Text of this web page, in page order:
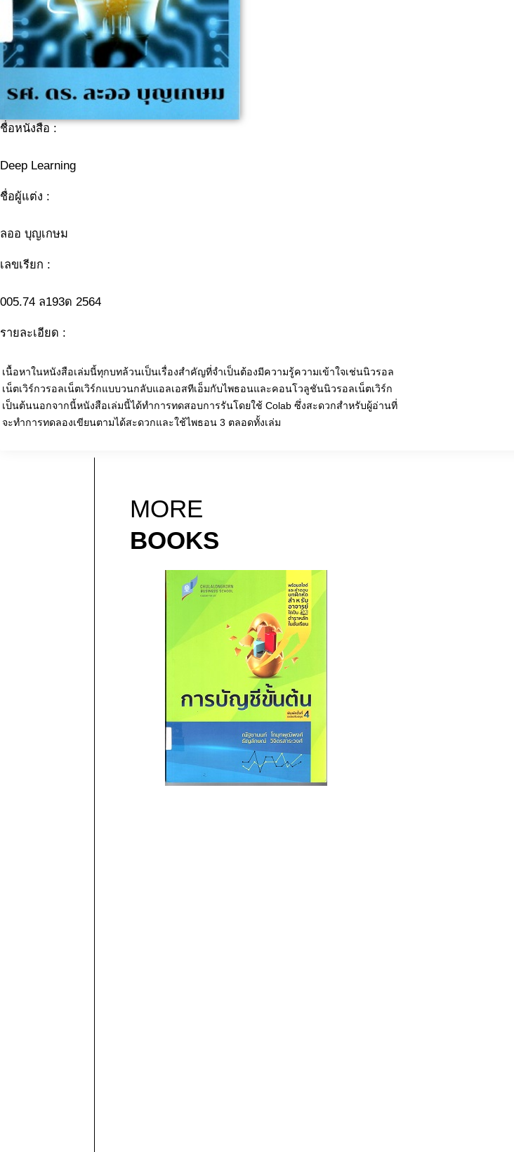
ชื่อหนังสือ :
Deep Learning
ชื่อผู้แต่ง :
ลออ บุญเกษม
เลขเรียก :
005.74 ล193ด 2564
รายละเอียด :
เนื้อหาในหนังสือเล่มนี้ทุกบทล้วนเป็นเรื่องสำคัญที่จำเป็นต้องมีความรู้ความเข้าใจเช่นนิวรอล
เน็ตเวิร์กวรอลเน็ตเวิร์กแบบวนกลับแอลเอสทีเอ็มกับไพธอนและคอนโวลูชันนิวรอลเน็ตเวิร์ก
เป็นต้นนอกจากนี้หนังสือเล่มนี้ได้ทำการทดสอบการรันโดยใช้ Colab ซึ่งสะดวกสำหรับผู้อ่านที่
จะทำการทดลองเขียนตามได้สะดวกและใช้ไพธอน 3 ตลอดทั้งเล่ม
MORE
BOOKS